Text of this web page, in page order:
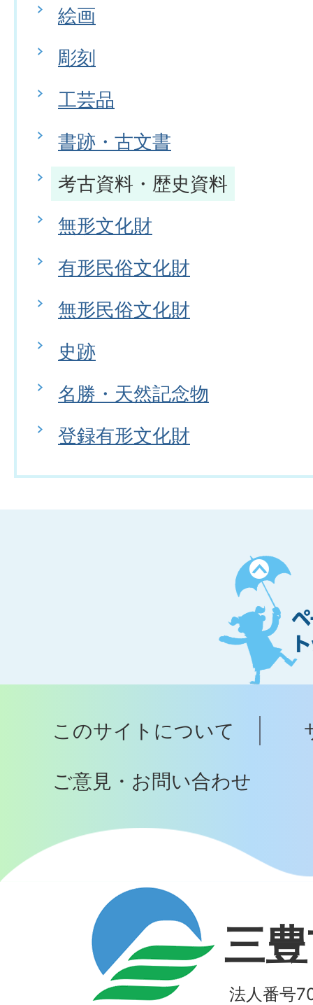
絵画
彫刻
工芸品
書跡・古文書
考古資料・歴史資料
無形文化財
有形民俗文化財
無形民俗文化財
史跡
名勝・天然記念物
登録有形文化財
ペ
ー
ジ
ト
ッ
へ
このサイトについて
ご意見・お問い合わせ
三
法人番号